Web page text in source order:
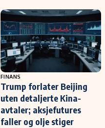
FINANS
Trump forlater Beijing
uten detaljerte Kina-
avtaler; aksjefutures
faller og olje stiger